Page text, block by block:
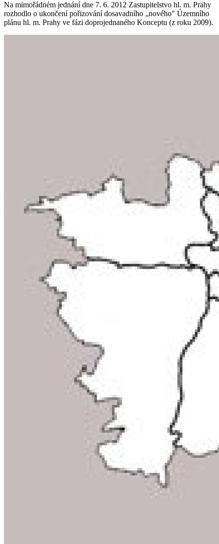
Na mimořádném jednání dne 7. 6. 2012 Zastupitelstvo hl. m. Prahy
rozhodlo o ukončení pořizování dosavadního „nového" Územního
plánu hl. m. Prahy ve fázi doprojednaného Konceptu (z roku 2009).